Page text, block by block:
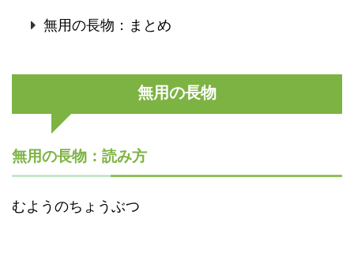
無用の長物：まとめ
無用の長物
無用の長物：読み方
むようのちょうぶつ